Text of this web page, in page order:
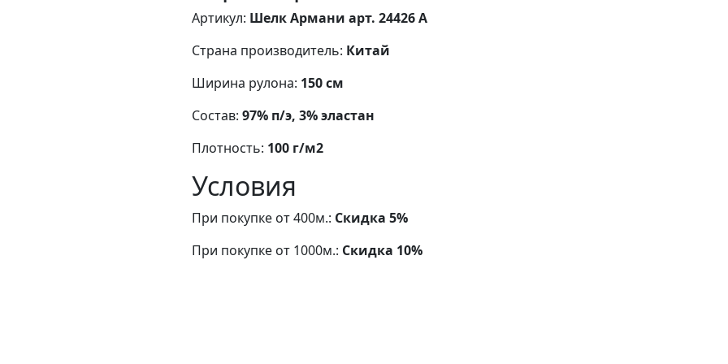
Артикул: Шелк Армани арт. 24426 А
Страна производитель: Китай
Ширина рулона: 150 см
Состав: 97% п/э, 3% эластан
Плотность: 100 г/м2
Условия
При покупке от 400м.: Скидка 5%
При покупке от 1000м.: Скидка 10%